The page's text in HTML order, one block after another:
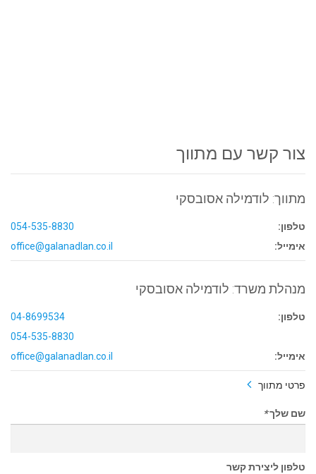
צור קשר עם מתווך
מתווך: לודמילה אסובסקי
טלפון:
054-535-8830
אימייל:
office@galanadlan.co.il
מנהלת משרד: לודמילה אסובסקי
טלפון:
04-8699534
054-535-8830
אימייל:
office@galanadlan.co.il
פרטי מתווך
שם שלך*
טלפון ליצירת קשר